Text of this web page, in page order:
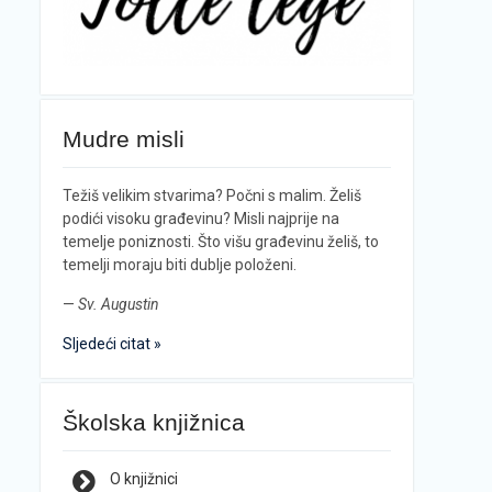
Mudre misli
Težiš velikim stvarima? Počni s malim. Želiš
podići visoku građevinu? Misli najprije na
temelje poniznosti. Što višu građevinu želiš, to
temelji moraju biti dublje položeni.
— Sv. Augustin
Sljedeći citat »
Školska knjižnica
O knjižnici